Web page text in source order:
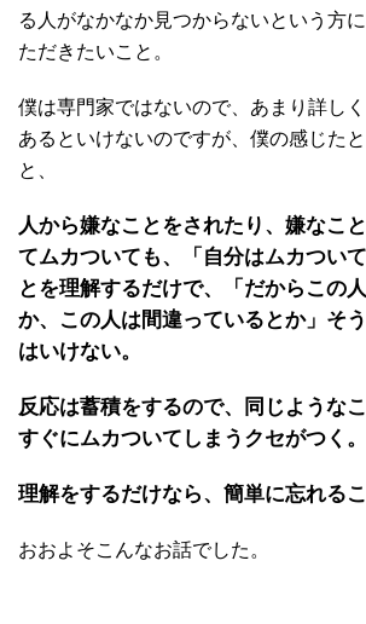
る人がなかなか見つからないという方
ただきたいこと。
僕は専門家ではないので、あまり詳し
あるといけないのですが、僕の感じた
と、
人から嫌なことをされたり、嫌なこ
てムカついても、「自分はムカつい
とを理解するだけで、「だからこの
か、この人は間違っているとか」そ
はいけない。
反応は蓄積をするので、同じような
すぐにムカついてしまうクセがつく。
理解をするだけなら、簡単に忘れるこ
おおよそこんなお話でした。